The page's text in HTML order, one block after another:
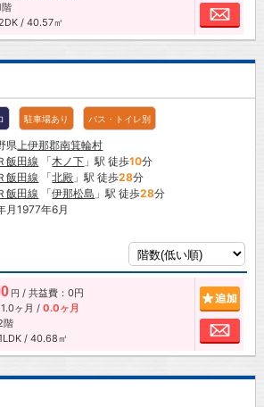
/ 40.57㎡
お
駐車場あり バス・トイレ別
県上伊那郡南箕輪村
飯田線 「木ノ下 」駅 徒歩10分
飯田線 「北殿 」駅 徒歩28分
飯田線 「伊那松島 」駅 徒歩28分
月1977年6月
円 / 共益費：0円
1.0ヶ月 / 0.0ヶ月
階
/ 40.68㎡
お